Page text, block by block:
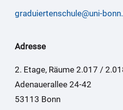
graduiertenschule@uni-
Adresse
2. Etage, Räume 2.017 /
Adenauerallee 24-42
53113 Bonn